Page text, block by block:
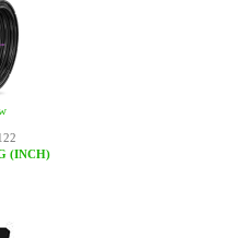
(INCH)